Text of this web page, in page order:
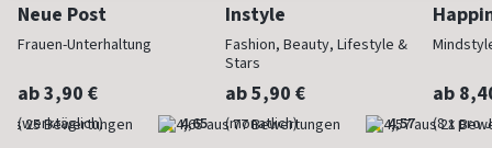
Neue Post
Frauen-Unterhaltung
ab 3,90 €
(werktäglich) 4,65
Instyle
Fashion, Beauty, Lifestyle &
Stars
ab 5,90 €
(monatlich) 4,57
ab
(8 x pro